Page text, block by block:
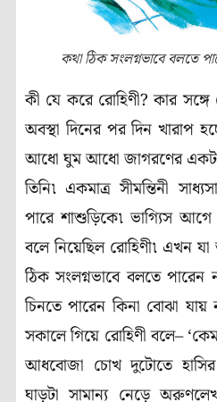
কথা ঠিক সংলগ্নভাবে বলতে
কী যে করে রোহিণী? কার
অবস্থা দিনের পর দিন খারাপ
আধো ঘুম আধো জাগরণের একটা
তিনি৷ একমাত্র সীমন্তিনী
পারে শাশুড়িকে৷ ভাগ্যিস
বলে নিয়েছিল রোহিণী৷ এখন
ঠিক সংলগ্নভাবে বলতে
চিনতে পারেন কিনা বোঝা যায়
সকালে গিয়ে রোহিণী বলে–
আধবোজা চোখ দুটোতে
ঘাড়টা সামান্য নেড়ে